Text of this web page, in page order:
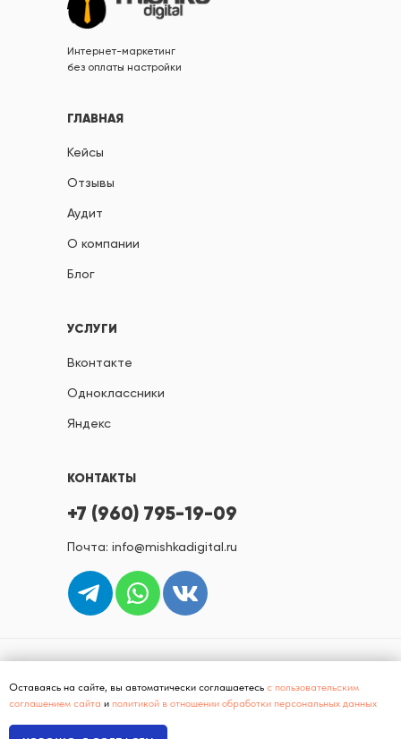
Интернет-маркетинг
без оплаты настройки
Согласие на рассылку рекламных сообщений
УСЛУГИ
Кейсы
Вконтакте
Одноклассники
Почта: info@mishkadigital.ru
Яндекс
Отзывы
Аудит
О компании
Блог
ГЛАВНАЯ
КОНТАКТЫ
+7 (960) 795-19-09
Оставаясь на сайте, вы автоматически соглашаетесь с пользовательским
соглашением сайта и политикой в отношении обработки персональных данных